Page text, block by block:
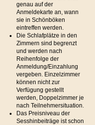
genau auf der
Anmeldekarte an, wann
sie in Schönböken
eintreffen werden.
Die Schlafplätze in den
Zimmern sind begrenzt
und werden nach
Reihenfolge der
Anmeldung/Einzahlung
vergeben. Einzelzimmer
können nicht zur
Verfügung gestellt
werden, Doppelzimmer je
nach Teilnehmersituation.
Das Preisniveau der
Sesshinbeiträge ist schon